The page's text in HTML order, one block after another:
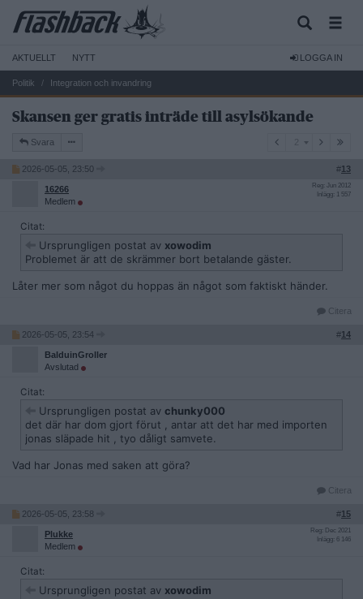
AKTUELLT NYTT LOGGA IN
Politik Integration och invandring
Skansen ger gratis inträde till asylsökande
Svara
2026-05-05, 23:50 #13
16266
Medlem
Reg: Jun 2012
Inlägg: 1 557
Citat:
Ursprungligen postat av xowodim
Problemet är att de skrämmer bort betalande gäster.
Låter mer som något du hoppas än något som faktiskt händer.
Citera
2026-05-05, 23:54 #14
BalduinGroller
Avslutad
Citat:
Ursprungligen postat av chunky000
det där har dom gjort förut , antar att det har med importen
jonas släpade hit , tyo dåligt samvete.
Vad har Jonas med saken att göra?
Citera
2026-05-05, 23:58 #15
Plukke
Medlem
Reg: Dec 2021
Inlägg: 6 146
Citat:
Ursprungligen postat av xowodim